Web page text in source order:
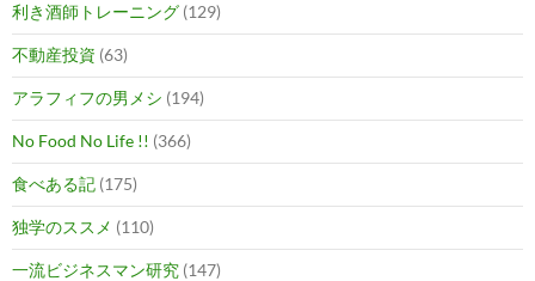
利き酒師トレーニング (129)
不動産投資 (63)
アラフィフの男メシ (194)
No Food No Life !! (366)
食べある記 (175)
独学のススメ (110)
一流ビジネスマン研究 (147)